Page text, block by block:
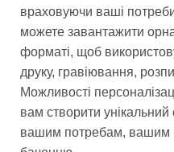
враховуючи ваші
можете завантажити
форматі, щоб
друку, гравіювання,
Можливості
вам створити
вашим потребам,